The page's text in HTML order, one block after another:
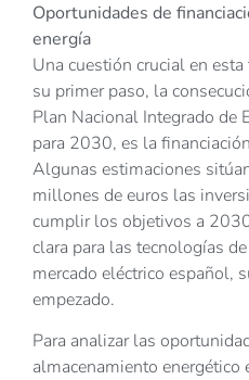
Oportunidades de
energía
Una cuestión crucial en
su primer paso, la
Plan Nacional Integrado de
para 2030, es la
Algunas estimaciones
millones de euros las
cumplir los objetivos a
clara para las tecnologías
mercado eléctrico español,
empezado.
Para analizar las
almacenamiento energético